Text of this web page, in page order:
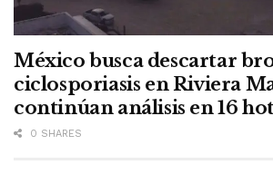
México busca descartar
ciclosporiasis en Riviera
continúan análisis en 16
0 SHARES